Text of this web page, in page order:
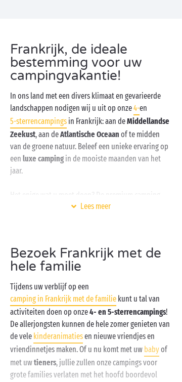
Frankrijk, de ideale
bestemming voor uw
campingvakantie!
In ons land met een divers klimaat en gevarieerde
landschappen nodigen wij u uit op onze4-en
5-sterrencampings in Frankrijk: aan deMiddellandse
Zeekust, aan deAtlantische Oceaan of te midden
van de groene natuur. Beleef een unieke ervaring op
een luxe campingin de mooiste maanden van het
jaar.
Het enige wat u moet doen? De premium camping
uitkiezen die het beste overeenkomt met uw idee
rechtstreekse toegang tot het strand . De
Middellandse Zee en de
totaal verschillende ervaringen voor een verblijf op
eenpremium campingdie wij voor u in ons aanbod
hebben.
Bent u meer een liefhebber van zoet water en zoekt u
graag de koelte in de schaduw van een boom? Dan is
camping bij een rivier
u op het lijf geschreven. In
heel Frankrijk biedt Sandaya u de mogelijkheid om
Lees meer
Bezoek Frankrijk met de
hele familie
Tijdens uw verblijf op een
camping in Frankrijk met de familie kunt u tal van
activiteiten doen op onze4- en 5-sterrencampings!
De allerjongsten kunnen de hele zomer genieten van
de vele kinderanimatiesen nieuwe vriendjes en
vriendinnetjes maken. Of u nu komt met uw babyof
met uwtieners, jullie zullen onze campings voor
grote families verlaten met het hoofd boordevol